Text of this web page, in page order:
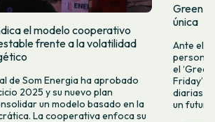
el modelo cooperativo
frente a la volatilidad
de Som Energia ha aprobado
2025 y su nuevo plan
un modelo basado en la
La cooperativa enfoca su
Green
única
Ante el
el
Friday’
diarias y
un